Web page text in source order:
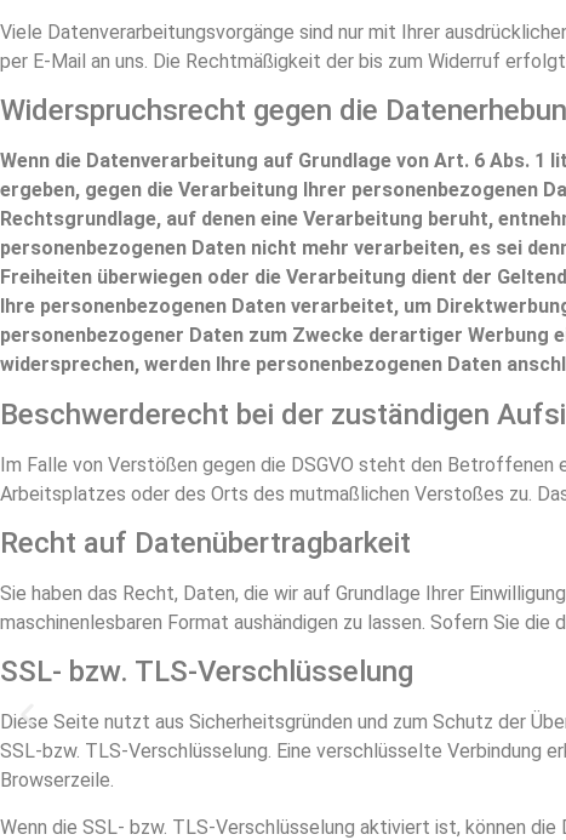
Viele Datenverarbeitungsvorgänge sind nur mit Ihrer
per E-Mail an uns. Die Rechtmäßigkeit der bis zum Widerruf
Widerspruchsrecht gegen die
Wenn die Datenverarbeitung auf Grundlage von Art. 6 Abs. 1
ergeben, gegen die Verarbeitung Ihrer personenbezogenen
Rechtsgrundlage, auf denen eine Verarbeitung beruht,
personenbezogenen Daten nicht mehr verarbeiten, es sei
Freiheiten überwiegen oder die Verarbeitung dient der
Ihre personenbezogenen Daten verarbeitet, um
personenbezogener Daten zum Zwecke derartiger
widersprechen, werden Ihre personenbezogenen Daten
Beschwerderecht bei der zuständigen
Im Falle von Verstößen gegen die DSGVO steht den
Arbeitsplatzes oder des Orts des mutmaßlichen Verstoßes zu.
Recht auf Datenübertragbarkeit
Sie haben das Recht, Daten, die wir auf Grundlage Ihrer
maschinenlesbaren Format aushändigen zu lassen. Sofern Sie
SSL- bzw. TLS-Verschlüsselung
Diese Seite nutzt aus Sicherheitsgründen und zum Schutz der
SSL-bzw. TLS-Verschlüsselung. Eine verschlüsselte Verbindung
Browserzeile.
Wenn die SSL- bzw. TLS-Verschlüsselung aktiviert ist, können